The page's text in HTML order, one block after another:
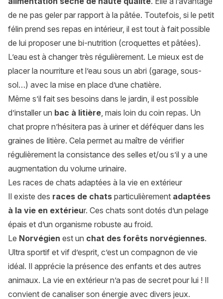
de ne pas geler par rapport à la pâtée. Toutefois, si le petit
félin prend ses repas en intérieur, il est tout à fait possible
de lui proposer une bi-nutrition (croquettes et pâtées).
L’eau est à changer très régulièrement. Le mieux est de
placer la nourriture et l’eau sous un abri (garage, sous-
sol…) avec la mise en place d’une chatière.
Même s’il fait ses besoins dans le jardin, il est possible
d’installer un bac à litière, mais loin du coin repas. Un
chat propre n’hésitera pas à uriner et déféquer dans les
graines de litière. Cela permet au maître de vérifier
régulièrement la consistance des selles et/ou s’il y a une
augmentation du volume urinaire.
Les races de chats adaptées à la vie en extérieur
Il existe des races de chats particulièrement adaptées
à la vie en extérieur. Ces chats sont dotés d’un pelage
épais et d’un organisme robuste au froid.
Le Norvégien est un chat des forêts norvégiennes.
Ultra sportif et vif d’esprit, c’est un compagnon de vie
idéal. Il apprécie la présence des enfants et des autres
animaux. La vie en extérieur n’a pas de secret pour lui ! Il
convient de canaliser son énergie avec divers jeux.